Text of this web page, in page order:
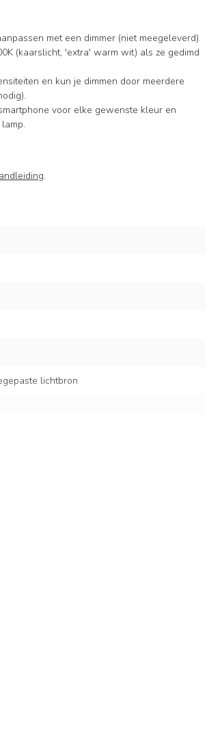
met een dimmer (niet meegeleverd).
(kaarslicht, 'extra' warm wit) als ze gedimd
en kun je dimmen door meerdere
voor elke gewenste kleur en
.
lichtbron